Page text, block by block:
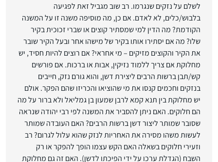
לשלם על נזקים שנגרמו. רב שוב מגביל זאת לפגיעה
בלבוש/כלים, לא לאדם. אם כן, מה מוסיפה משנה זו על המשנה
הקודמת? מה הדין למי שמסתיר קוצים או שברי זכוכית בקיר
שלו? מה אם יסתירו אותו בקיר של מישהו אחר ובעל הקיר שובר
את הקיר והקוצים מזיקים – מי אחראי? אם רוצים להיות חסיד, יש
מחלוקת אם צריך ללמוד נזיקין, אבות או ברכות. אם פורשים
קש/תבן ברשות הרבים ליצירת דשן, והוא גורם נזק, חייבים
בנזקים וחכמים קנסו את מי שהוציאו והכריזו שהם הפקר. אולם
יש מחלוקת בין תנא קמא לרבן שמעון בן גמליאל ולא ברור על מה
הם חלוקים. האם ניתן להסביר את המשנה לפי רבי יהודה שנראה
שסובר שמותר ליצור דשן ברשות הרבים? האם העובדה שמותר
לעשות משהו מסירה את האחריות לנזק שהוא עלול לגרום? רב
וזעירי חלוקים בשאלה האם הקש עצמו הופך להפקר או רק
השבח (הגדלת ערכו על ידי הפיכתו לדשן). האם זה גם מחלוקת